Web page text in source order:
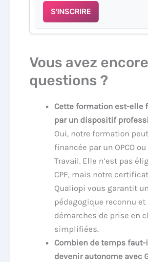
S'INSCRIRE
Vous avez
questions ?
Cette formation est-elle
par un dispositif
Oui, notre formation
financée par un OPCO
Travail. Elle n’est pas
CPF, mais notre
Qualiopi vous garantit
pédagogique reconnu et
démarches de prise en
simplifiées.
Combien de temps
devenir autonome avec